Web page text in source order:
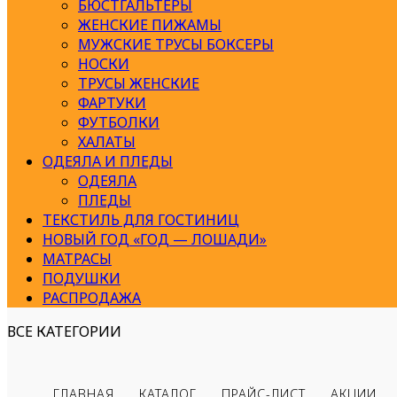
БЮСТГАЛЬТЕРЫ
ЖЕНСКИЕ ПИЖАМЫ
МУЖСКИЕ ТРУСЫ БОКСЕРЫ
НОСКИ
ТРУСЫ ЖЕНСКИЕ
ФАРТУКИ
ФУТБОЛКИ
ХАЛАТЫ
ОДЕЯЛА И ПЛЕДЫ
ОДЕЯЛА
ПЛЕДЫ
ТЕКСТИЛЬ ДЛЯ ГОСТИНИЦ
НОВЫЙ ГОД «ГОД — ЛОШАДИ»
МАТРАСЫ
ПОДУШКИ
РАСПРОДАЖА
ВСЕ КАТЕГОРИИ